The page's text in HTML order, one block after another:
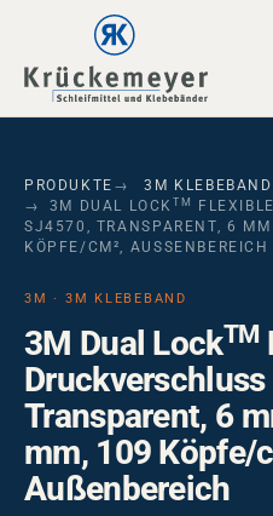
Skip to main navigation
Skip to main content
Skip to page footer
PRODUKTE
3M KLEBEBAND
3M DUAL LOCK TM
SJ4570, TRANSPARENT, 6
KÖPFE/CM², AUSSENBEREICH
3M · 3M KLEBEBAND
3M Dual LockTM
Transparent, 6
mm, 109 Köpfe/
Außenbereich